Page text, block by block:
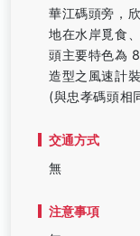
華江碼頭旁，
地在水岸覓食
頭主要特色為
造型之風速計
(與忠孝碼頭相
交通方式
無
注意事項